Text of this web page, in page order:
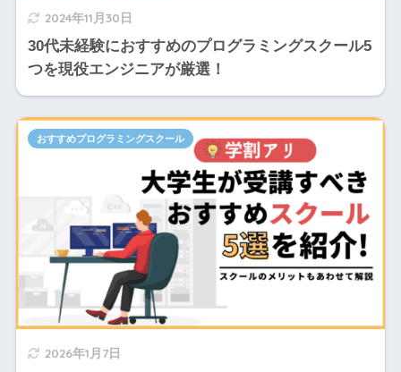
2024年11月30日
30代未経験におすすめのプログラミングスクール5
つを現役エンジニアが厳選！
2026年1月7日
おすすめプログラミングスクール